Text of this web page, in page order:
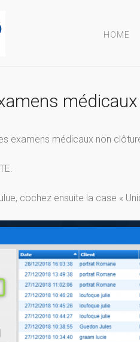
HOME
examens médicaux non
cochez ensuite la case «